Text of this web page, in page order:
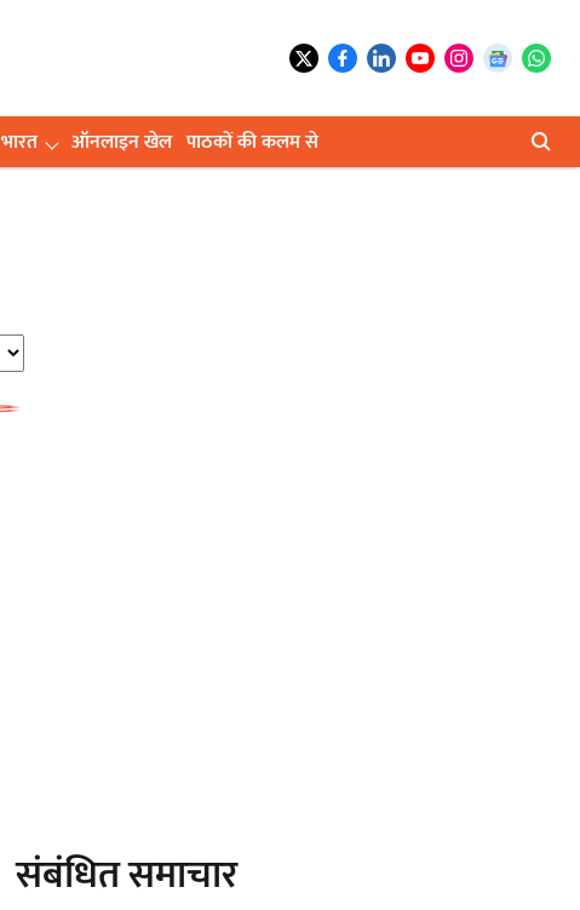
भारत ऑनलाइन खेल पाठकों की कलम से
संबंधित समाचार